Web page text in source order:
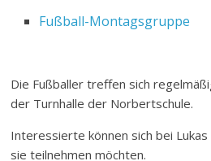
Fußball-Montagsgruppe
Die Fußballer treffen sich
der Turnhalle der Norbertschule.
Interessierte können sich bei
sie teilnehmen möchten.